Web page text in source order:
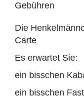
Gebühren
Die
Carte
Es erwartet Sie:
ein bisschen
ein bisschen